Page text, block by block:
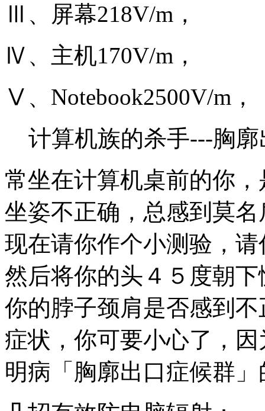
Ⅲ、屏幕218V/m，
Ⅳ、主机170V/m，
Ⅴ、Notebook2500V/m，
计算机族的杀手---胸廓
常坐在计算机桌前的你
坐姿不正确，总感到莫
现在请你作个小测验，
然后将你的头４５度朝
你的脖子颈肩是否感到
症状，你可要小心了，
明病「胸廓出口症候群